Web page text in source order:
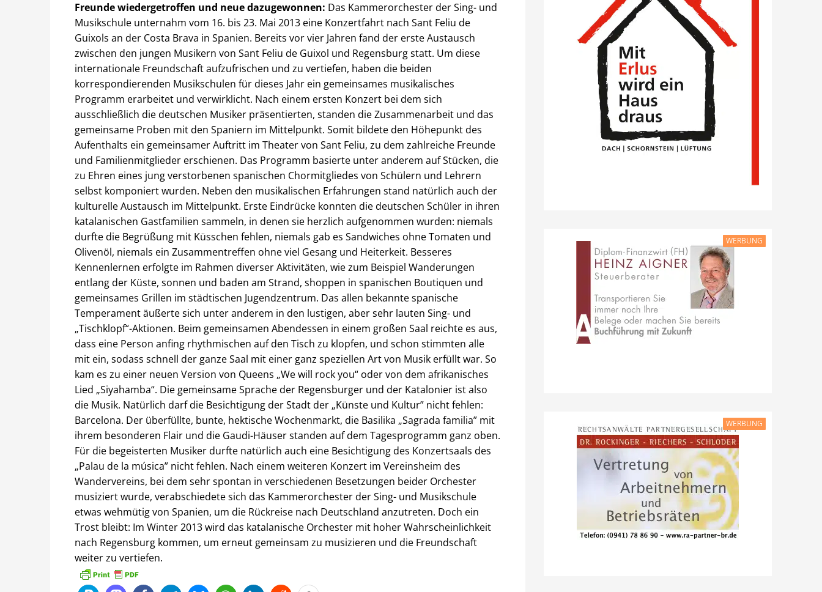
Freunde wiedergetroffen und neue dazugewonnen: Das Kammerorchester der Sing- und
Musikschule unternahm vom 16. bis 23. Mai 2013 eine Konzertfahrt nach Sant Feliu de
Guixols an der Costa Brava in Spanien. Bereits vor vier Jahren fand der erste Austausch
zwischen den jungen Musikern von Sant Feliu de Guixol und Regensburg statt. Um diese
internationale Freundschaft aufzufrischen und zu vertiefen, haben die beiden
korrespondierenden Musikschulen für dieses Jahr ein gemeinsames musikalisches
Programm erarbeitet und verwirklicht. Nach einem ersten Konzert bei dem sich
ausschließlich die deutschen Musiker präsentierten, standen die Zusammenarbeit und das
gemeinsame Proben mit den Spaniern im Mittelpunkt. Somit bildete den Höhepunkt des
Aufenthalts ein gemeinsamer Auftritt im Theater von Sant Feliu, zu dem zahlreiche Freunde
und Familienmitglieder erschienen. Das Programm basierte unter anderem auf Stücken, die
zu Ehren eines jung verstorbenen spanischen Chormitgliedes von Schülern und Lehrern
selbst komponiert wurden. Neben den musikalischen Erfahrungen stand natürlich auch der
kulturelle Austausch im Mittelpunkt. Erste Eindrücke konnten die deutschen Schüler in ihren
katalanischen Gastfamilien sammeln, in denen sie herzlich aufgenommen wurden: niemals
durfte die Begrüßung mit Küsschen fehlen, niemals gab es Sandwiches ohne Tomaten und
Olivenöl, niemals ein Zusammentreffen ohne viel Gesang und Heiterkeit. Besseres
Kennenlernen erfolgte im Rahmen diverser Aktivitäten, wie zum Beispiel Wanderungen
entlang der Küste, sonnen und baden am Strand, shoppen in spanischen Boutiquen und
gemeinsames Grillen im städtischen Jugendzentrum. Das allen bekannte spanische
Temperament äußerte sich unter anderem in den lustigen, aber sehr lauten Sing- und
„Tischklopf“-Aktionen. Beim gemeinsamen Abendessen in einem großen Saal reichte es aus,
dass eine Person anfing rhythmischen auf den Tisch zu klopfen, und schon stimmten alle
mit ein, sodass schnell der ganze Saal mit einer ganz speziellen Art von Musik erfüllt war. So
kam es zu einer neuen Version von Queens „We will rock you“ oder von dem afrikanisches
Lied „Siyahamba“. Die gemeinsame Sprache der Regensburger und der Katalonier ist also
die Musik. Natürlich darf die Besichtigung der Stadt der „Künste und Kultur” nicht fehlen:
Barcelona. Der überfüllte, bunte, hektische Wochenmarkt, die Basilika „Sagrada familia” mit
ihrem besonderen Flair und die Gaudi-Häuser standen auf dem Tagesprogramm ganz oben.
Für die begeisterten Musiker durfte natürlich auch eine Besichtigung des Konzertsaals des
„Palau de la música” nicht fehlen. Nach einem weiteren Konzert im Vereinsheim des
Wandervereins, bei dem sehr spontan in verschiedenen Besetzungen beider Orchester
musiziert wurde, verabschiedete sich das Kammerorchester der Sing- und Musikschule
etwas wehmütig von Spanien, um die Rückreise nach Deutschland anzutreten. Doch ein
Trost bleibt: Im Winter 2013 wird das katalanische Orchester mit hoher Wahrscheinlichkeit
nach Regensburg kommen, um erneut gemeinsam zu musizieren und die Freundschaft
weiter zu vertiefen.
WERBUNG
WERBUNG